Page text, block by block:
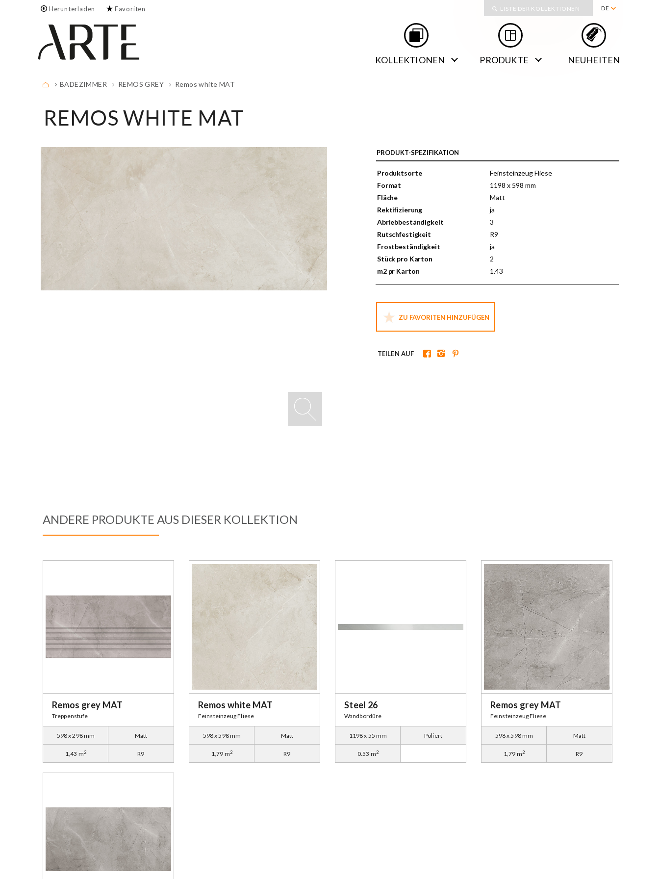
Herunterladen Favoriten
Ihre Favoritenliste ist
VOLLSTÄNDIGE LISTE
DE
Kollektionen
LISTE DER KOLLEKTIONEN
KOLLEKTIONEN PRODUKTE NEUHEITEN
BADEZIMMER REMOS GREY Remos white MAT
REMOS WHITE MAT
PRODUKT-SPEZIFIKATION
Produktsorte
Feinsteinzeug Fliese
Format
1198 x 598 mm
Fläche
Matt
Rektifizierung
ja
Abriebbeständigkeit
3
Rutschfestigkeit
R9
Frostbeständigkeit
ja
Stück pro Karton
2
m2 pr Karton
1.43
ZU FAVORITEN HINZUFÜGEN
TEILEN AUF
ANDERE PRODUKTE AUS DIESER KOLLEKTION
Remos grey MAT
Treppenstufe
598 x 298 mm Matt
1,43 m2 R9
Remos white MAT
Feinsteinzeug Fliese
598 x 598 mm Matt
1,79 m2 R9
Steel 26
Wandbordüre
1198 x 55 mm Poliert
0.53 m2
Remos grey MAT
Feinsteinzeug Fliese
598 x 598 mm Matt
1,79 m2 R9